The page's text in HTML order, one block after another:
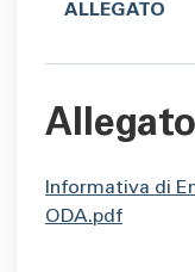
ALLEGATO
Allegato
Informativa di
ODA.pdf